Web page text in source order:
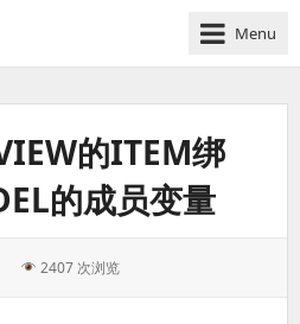
Menu
的ITEM绑
的成员变量
2407 次浏览